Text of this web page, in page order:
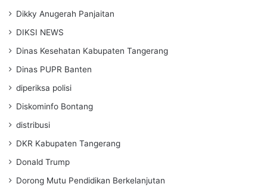
Dikky Anugerah Panjaitan
DIKSI NEWS
Dinas Kesehatan Kabupaten Tangerang
Dinas PUPR Banten
diperiksa polisi
Diskominfo Bontang
distribusi
DKR Kabupaten Tangerang
Donald Trump
Dorong Mutu Pendidikan Berkelanjutan